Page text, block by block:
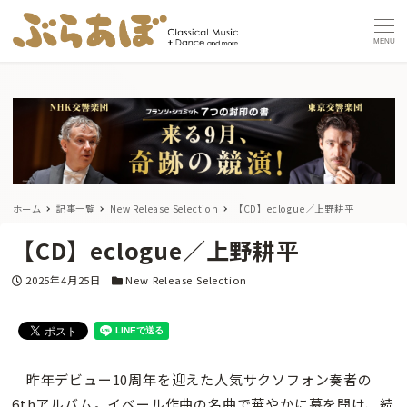
MENU
ホーム 記事一覧 New Release Selection 【CD】eclogue／上野耕平
【CD】eclogue／上野耕平
投稿日
2025年4月25日 カテゴリー
New Release Selection
昨年デビュー10周年を迎えた人気サクソフォン奏者の